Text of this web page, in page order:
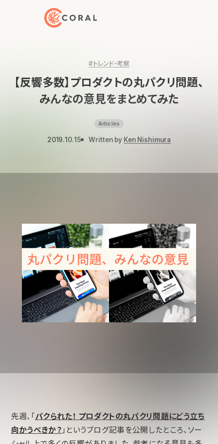
トップページへ戻る
#トレンド・考察
【反響多数】プロダクトの丸パクリ問題、
みんなの意見をまとめてみた
Articles
2019.10.15 Written by Ken Nishimura
先週、「パクられた！ プロダクトの丸パクリ問題にどう立ち
向かうべきか？ 」というブログ記事を公開したところ、ソー